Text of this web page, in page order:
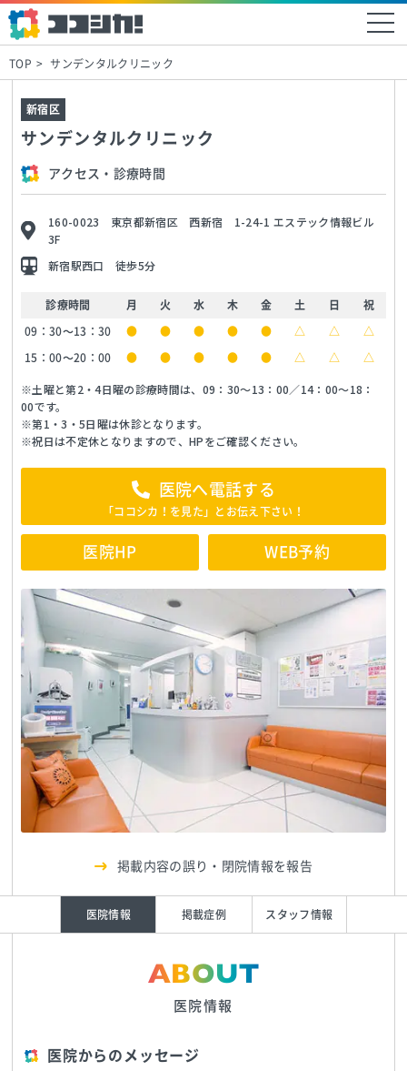
TOP サンデンタルクリニック
サンデンタルクリニック
新宿区
アクセス・診療時間
160-0023 東京都新宿区 西新宿 1-24-1 エステック情報ビル
3F
新宿駅西口 徒歩5分
診療時間 月 火 水 木 金 土 日 祝
09：30～13：30 ● ● ● ● ● △ △ △
15：00～20：00 ● ● ● ● ● △ △ △
※土曜と第2・4日曜の診療時間は、09：30〜13：00／14：00〜18：
00です。
※第1・3・5日曜は休診となります。
※祝日は不定休となりますので、HPをご確認ください。
医院へ電話する
「ココシカ！を見た」とお伝え下さい！
医院HP WEB予約
掲載内容の誤り・閉院情報を報告
医院情報 掲載症例 スタッフ情報
ABOUT
医院情報
医院からのメッセージ